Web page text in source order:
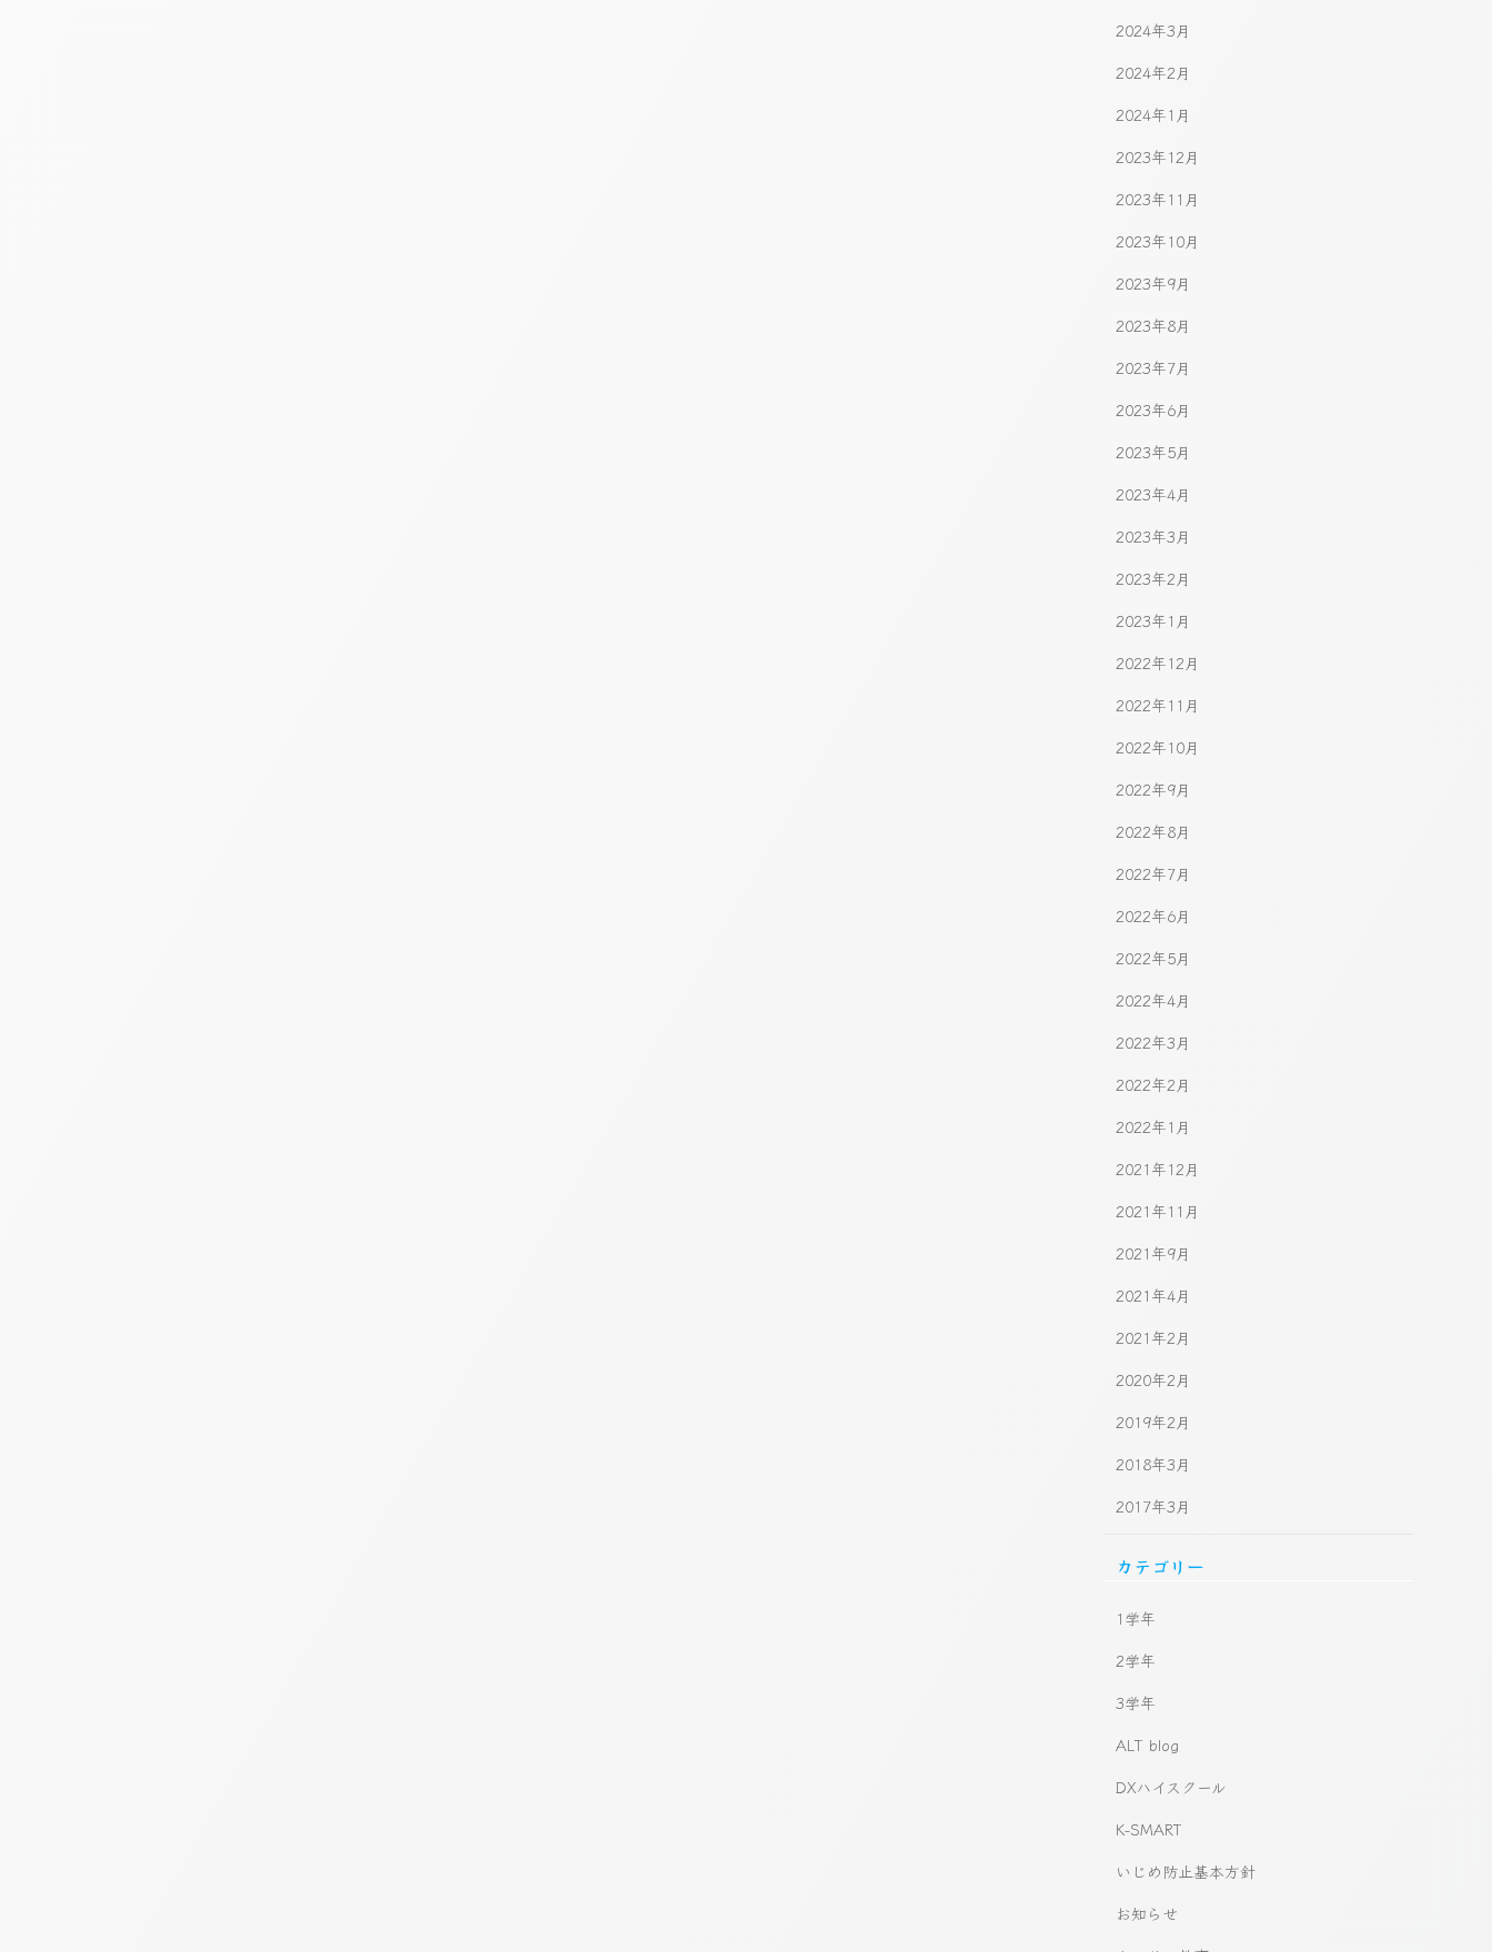
2024年3月
2024年2月
2024年1月
2023年12月
2023年11月
2023年10月
2023年9月
2023年8月
2023年7月
2023年6月
2023年5月
2023年4月
2023年3月
2023年2月
2023年1月
2022年12月
2022年11月
2022年10月
2022年9月
2022年8月
2022年7月
2022年6月
2022年5月
2022年4月
2022年3月
2022年2月
2022年1月
2021年12月
2021年11月
2021年9月
2021年4月
2021年2月
2020年2月
2019年2月
2018年3月
2017年3月
カテゴリー
1学年
2学年
3学年
ALT blog
DXハイスクール
K-SMART
いじめ防止基本方針
お知らせ